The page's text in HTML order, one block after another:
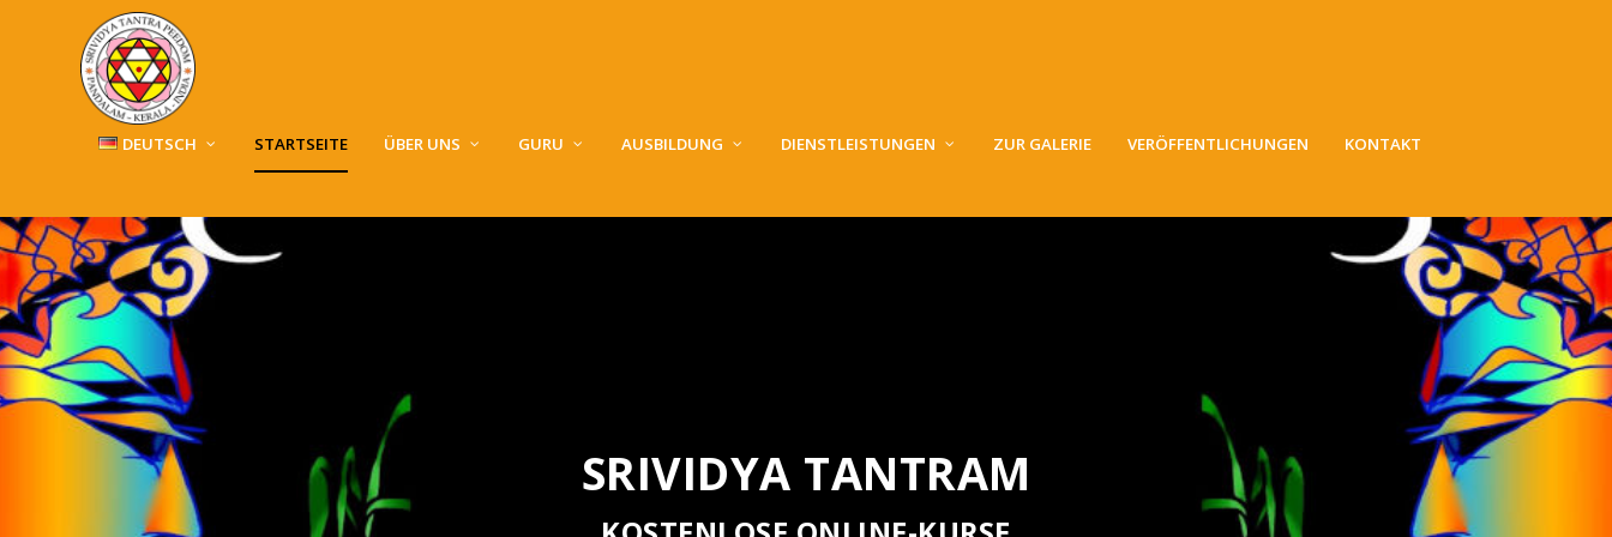
DEUTSCH STARTSEITE ÜBER UNS GURU AUSBILDUNG DIENSTLEISTUNGEN ZUR GALERIE VERÖFFENTLICHUNGEN KONTAKT
SRIVIDYA TANTRAM